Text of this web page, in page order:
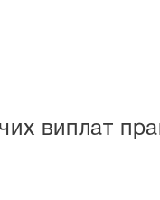
виплат